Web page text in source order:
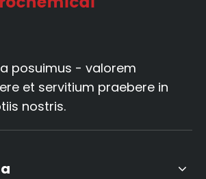
posuimus - valorem
et servitium praebere in
nostris.